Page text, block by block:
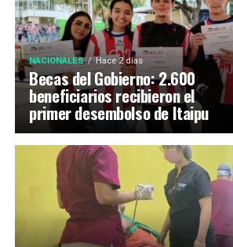
NACIONALES Hace 2 días
Becas del Gobierno: 2.600
beneficiarios recibieron el
primer desembolso de Itaipu